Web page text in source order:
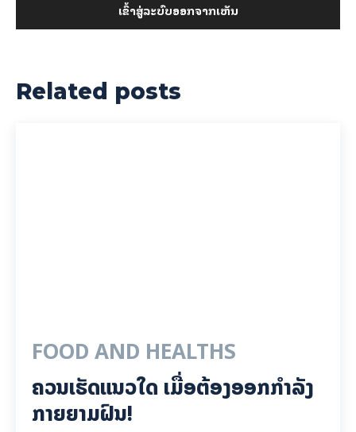
ເຂົ້າ​ສູ່​ລະ​ບົບ​ອອກ​ຈາກ​ເຫັນ
Related posts
FOOD AND HEALTHS
ຄວນເຮັດແນວໃດ ເມື່ອຕ້ອງອອກກຳລັງ
ກາຍຍາມຝົນ!